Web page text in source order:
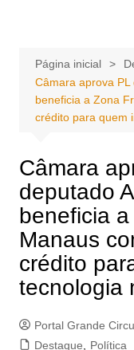
conteúdoPágina inicial
Câmara aprova
beneficia a Zona
crédito para quem
Câmara
deputado
beneficia
Manaus
crédito
tecnologia
Portal Grande
Destaque
Política